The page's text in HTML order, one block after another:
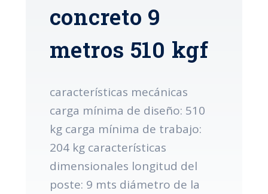
concreto 9
metros 510 kgf
características mecánicas
carga mínima de diseño: 510
kg carga mínima de trabajo:
204 kg características
dimensionales longitud del
poste: 9 mts diámetro de la